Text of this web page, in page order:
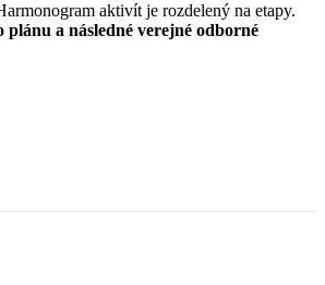
aktivít je rozdelený na etapy.
a následné verejné odborné